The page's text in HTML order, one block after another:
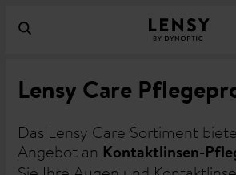
Lensy Care
Das Lensy Care Sortiment
Angebot an Kontaktlinsen-